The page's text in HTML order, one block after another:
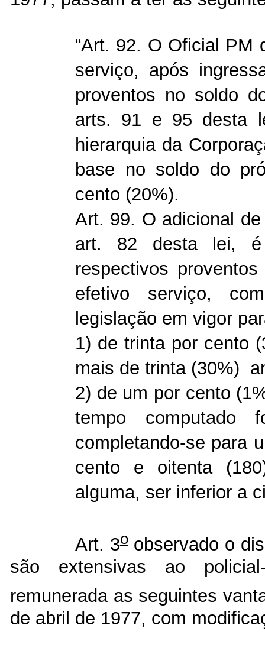
“Art. 92. O Oficial PM
serviço, após
proventos no soldo
arts. 91 e 95 desta
hierarquia da
base no soldo do
cento (20%).
Art. 99. O adicional
art. 82 desta lei, é
respectivos
efetivo serviço,
legislação em vigor
1) de trinta por cento
mais de trinta (30%)
2) de um por cento
tempo
completando-se para
cento e oitenta
alguma, ser inferior a
Art. 3oobservado o
são extensivas ao
remunerada as seguintes
de abril de 1977, com